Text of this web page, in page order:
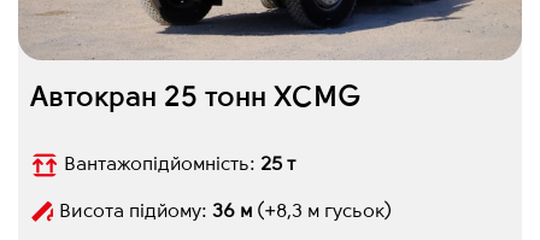
Автокран 25 тонн XCMG
Вантажопідйомність: 25 т
Висота підйому: 36 м (+8,3 м гусьок)